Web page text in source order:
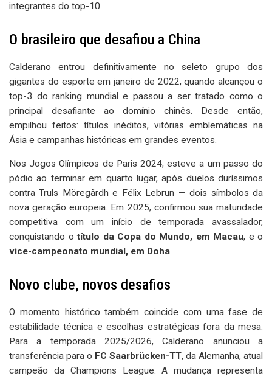
integrantes do top-10.
O brasileiro que desafiou a China
Calderano entrou definitivamente no seleto grupo dos
gigantes do esporte em janeiro de 2022, quando alcançou o
top-3 do ranking mundial e passou a ser tratado como o
principal desafiante ao domínio chinês. Desde então,
empilhou feitos: títulos inéditos, vitórias emblemáticas na
Ásia e campanhas históricas em grandes eventos.
Nos Jogos Olímpicos de Paris 2024, esteve a um passo do
pódio ao terminar em quarto lugar, após duelos duríssimos
contra Truls Möregårdh e Félix Lebrun — dois símbolos da
nova geração europeia. Em 2025, confirmou sua maturidade
competitiva com um início de temporada avassalador,
conquistando otítulo da Copa do Mundo, em Macau, e o
vice-campeonato mundial, em Doha.
Novo clube, novos desafios
O momento histórico também coincide com uma fase de
estabilidade técnica e escolhas estratégicas fora da mesa.
Para a temporada 2025/2026, Calderano anunciou a
transferência para o FC Saarbrücken-TT, da Alemanha, atual
campeão da Champions League. A mudança representa